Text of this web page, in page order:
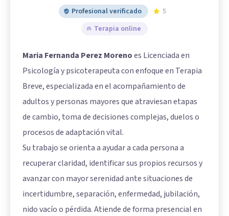
Profesional verificado
5
Terapia online
Maria Fernanda Perez Morenoes Licenciada en
Psicología y psicoterapeuta con enfoque en Terapia
Breve, especializada en el acompañamiento de
adultos y personas mayores que atraviesan etapas
de cambio, toma de decisiones complejas, duelos o
procesos de adaptación vital.
Su trabajo se orienta a ayudar a cada persona a
recuperar claridad, identificar sus propios recursos y
avanzar con mayor serenidad ante situaciones de
incertidumbre, separación, enfermedad, jubilación,
nido vacío o pérdida. Atiende de forma presencial en